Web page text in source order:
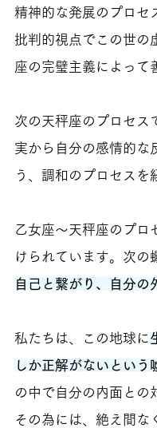
精神的な発展のプロセ
批判的視点でこの世の
座の完璧主義によって
次の天秤座のプロセス
実から自分の感情的な
う、調和のプロセスを
乙女座〜天秤座のプロ
けられています。次の
自己と繋がり、自分の
私たちは、この地球に
しか正解がないという
の中で自分の内面との
その為には、絶え間な